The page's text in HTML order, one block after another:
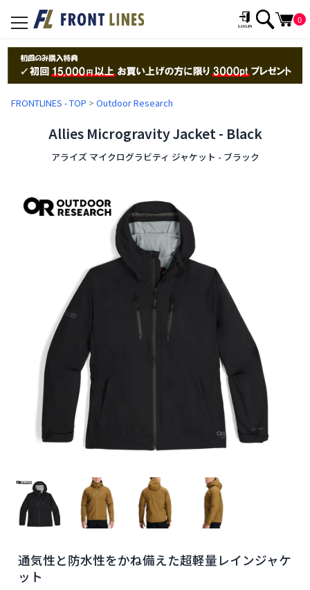
toggle
navigation
0
FRONTLINES - TOP > Outdoor Research
Allies Microgravity Jacket - Black
アライズ マイクログラビティ ジャケット - ブラック
通気性と防水性をかね備えた超軽量レインジャケ
ット